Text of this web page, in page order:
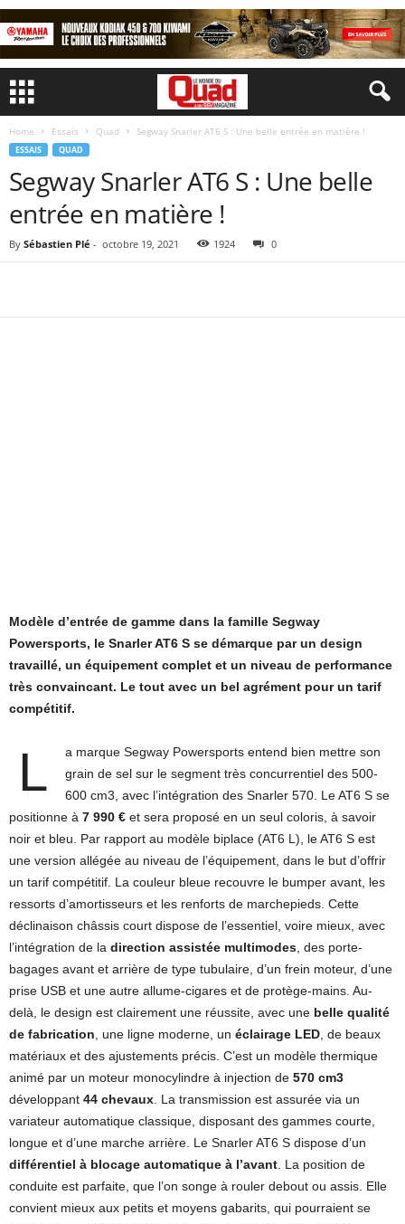
Home Essais Quad Segway Snarler AT6 S : Une belle entrée en matière !
ESSAIS QUAD
Segway Snarler AT6 S : Une belle
entrée en matière !
By Sébastien Plé - octobre 19, 2021 1924 0
Modèle d’entrée de gamme dans la famille Segway
Powersports, le Snarler AT6 S se démarque par un design
travaillé, un équipement complet et un niveau de performance
très convaincant. Le tout avec un bel agrément pour un tarif
compétitif.
L
a marque Segway Powersports entend bien mettre son
grain de sel sur le segment très concurrentiel des 500-
600 cm3, avec l’intégration des Snarler 570. Le AT6 S se
positionne à 7 990 € et sera proposé en un seul coloris, à savoir
noir et bleu. Par rapport au modèle biplace (AT6 L), le AT6 S est
une version allégée au niveau de l’équipement, dans le but d’offrir
un tarif compétitif. La couleur bleue recouvre le bumper avant, les
ressorts d’amortisseurs et les renforts de marchepieds. Cette
déclinaison châssis court dispose de l’essentiel, voire mieux, avec
l’intégration de la direction assistée multimodes, des porte-
bagages avant et arrière de type tubulaire, d’un frein moteur, d’une
prise USB et une autre allume-cigares et de protège-mains. Au-
delà, le design est clairement une réussite, avec une belle qualité
de fabrication, une ligne moderne, un éclairage LED, de beaux
matériaux et des ajustements précis. C’est un modèle thermique
animé par un moteur monocylindre à injection de 570 cm3
développant 44 chevaux. La transmission est assurée via un
variateur automatique classique, disposant des gammes courte,
longue et d’une marche arrière. Le Snarler AT6 S dispose d’un
différentiel à blocage automatique à l’avant. La position de
conduite est parfaite, que l’on songe à rouler debout ou assis. Elle
convient mieux aux petits et moyens gabarits, qui pourraient se